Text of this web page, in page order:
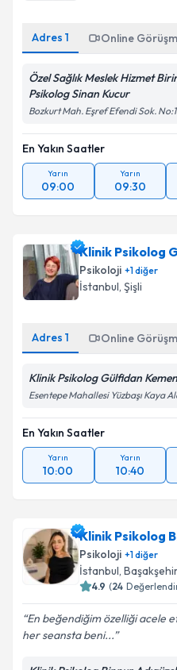
Adres 1 Online
Özel Sağlık Meslek Hizmet
Psikolog Sinan Kucur
Bozkurt Mah. Eşref Efendi Sok.
En Yakın Saatler
Yarın
09:00
Yarın
09:30
Klinik Psikolog
Psikoloji +1diğer
İstanbul, Şişli
Adres 1 Online
Klinik Psikolog Gülfidan
Esentepe Mahallesi Yüzbaşı Kaya
En Yakın Saatler
Yarın
10:00
Yarın
10:40
Klinik Psikolog
Psikoloji +1diğer
İstanbul,
4.9 (24
En beğendiğim özelliği acele
her seansta beni...